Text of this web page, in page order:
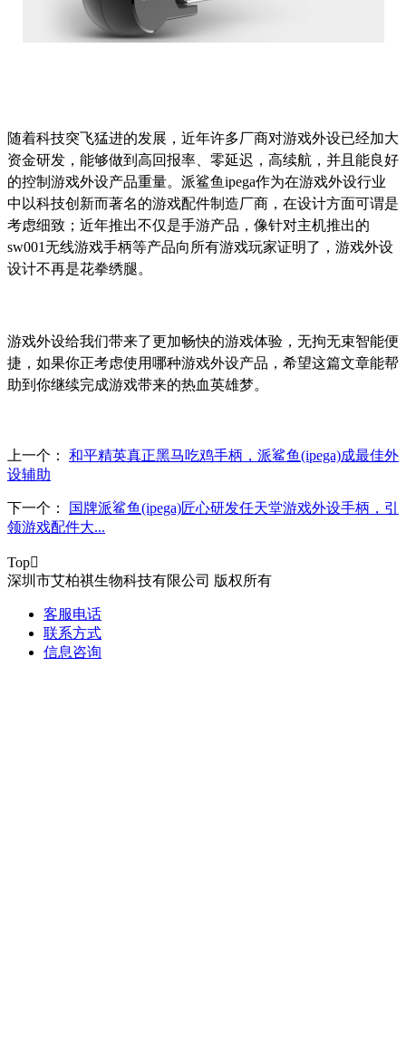
随着科技突飞猛进的发展，近年许多厂商对游戏外设已经加大
资金研发，能够做到高回报率、零延迟，高续航，并且能良好
的控制游戏外设产品重量。派鲨鱼ipega作为在游戏外设行业
中以科技创新而著名的游戏配件制造厂商，在设计方面可谓是
考虑细致；近年推出不仅是手游产品，像针对主机推出的
sw001无线游戏手柄等产品向所有游戏玩家证明了，游戏外设
设计不再是花拳绣腿。
游戏外设给我们带来了更加畅快的游戏体验，无拘无束智能便
捷，如果你正考虑使用哪种游戏外设产品，希望这篇文章能帮
助到你继续完成游戏带来的热血英雄梦。
上一个： 和平精英真正黑马吃鸡手柄，派鲨鱼(ipega)成最佳外
设辅助
下一个：
国牌派鲨鱼(ipega)匠心研发任天堂游戏外设手柄，引
领游戏配件大...
Top
深圳市艾柏祺生物科技有限公司 版权所有
客服电话
联系方式
信息咨询